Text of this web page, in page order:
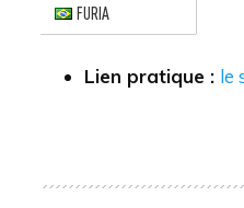
FURIA
Lien pratique : le